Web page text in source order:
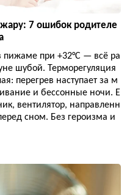
7 ошибок родителе
при +32°C — всё ра
шубой. Терморегуляция
перегрев наступает за м
и бессонные ночи. Е
вентилятор, направленн
сном. Без героизма и